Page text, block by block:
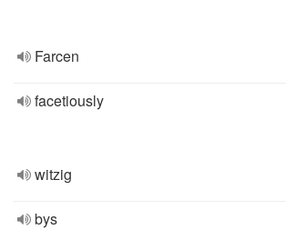
Farcen
facetiously
witzig
bys